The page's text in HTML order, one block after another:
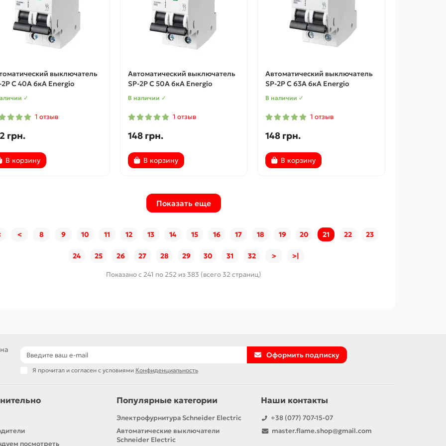
выключатель
2P C 40А 6кА Energio
✓
1 отзыв
грн.
В корзину
Автоматический выключатель
SP-2P C 50А 6кА Energio
В наличии ✓
1 отзыв
148 грн.
В корзину
Автоматический выключатель
SP-2P C 63А 6кА Energio
В наличии ✓
1 отзыв
148 грн.
В корзину
Показать еще
< 8 9 10 11 12 13 14 15 16 17 18 19 20 21 22 23
24 25 26 27 28 29 30 31 32 > >|
Показано с 241 по 252 из 383 (всего 32 страниц)
Оформить подписку
Я прочитал и согласен с условиями Конфиденциальность
посмотреть
Популярные категории
Электрофурнитура Schneider Electric
Автоматические выключатели
Schneider Electric
Наши контакты
+38 (077) 707-15-07
master.flame.shop@gmail.com